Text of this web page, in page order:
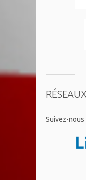
​Suivez-nous